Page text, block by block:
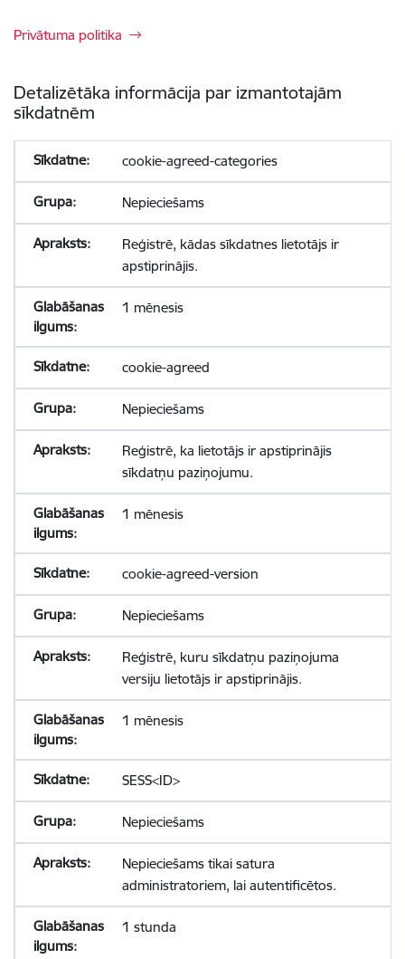
Privātuma politika
Detalizētāka informācija par izmantotajām
sīkdatnēm
cookie-agreed-categories
Nepieciešams
Reģistrē, kādas sīkdatnes lietotājs ir
apstiprinājis.
1 mēnesis
cookie-agreed
Nepieciešams
Reģistrē, ka lietotājs ir apstiprinājis
sīkdatņu paziņojumu.
1 mēnesis
cookie-agreed-version
Nepieciešams
Reģistrē, kuru sīkdatņu paziņojuma
versiju lietotājs ir apstiprinājis.
1 mēnesis
SESS<ID>
Nepieciešams
Nepieciešams tikai satura
administratoriem, lai autentificētos.
1 stunda